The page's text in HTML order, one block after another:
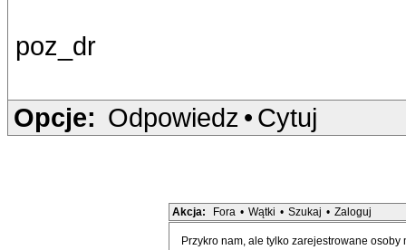
poz_dr
Opcje: Odpowiedz • Cytuj
Akcja: Fora • Wątki • Szukaj • Zaloguj
Przykro nam, ale tylko zarejestrowane osoby